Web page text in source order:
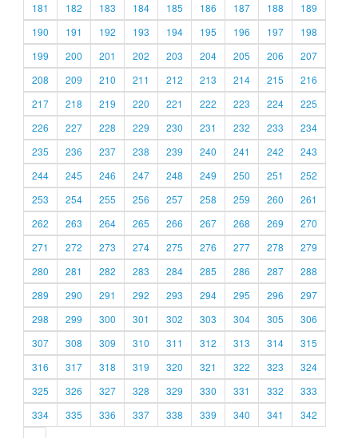
181
182 183 184 185 186 187 188
189
190
191 192 193 194 195 196 197
198
199
200 201 202 203 204 205 206
207
208
209 210 211 212 213 214 215
216
217
218 219 220 221 222 223 224
225
226
227 228 229 230 231 232 233
234
235
236 237 238 239 240 241 242
243
244
245 246 247 248 249 250 251
252
253
254 255 256 257 258 259 260
261
262
263 264 265 266 267 268 269
270
271
272 273 274 275 276 277 278
279
280
281 282 283 284 285 286 287
288
289
290 291 292 293 294 295 296
297
298
299 300 301 302 303 304 305
306
307
308 309 310 311 312 313 314
315
316
317 318 319 320 321 322 323
324
325
326 327 328 329 330 331 332
333
334
335 336 337 338 339 340 341
342